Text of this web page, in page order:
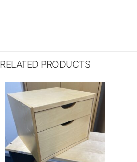
RELATED PRODUCTS